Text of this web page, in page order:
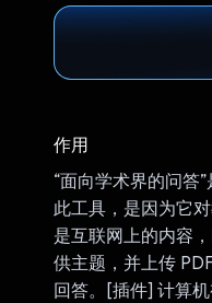
作用
“面向学术界的问答
此工具，是因为它
是互联网上的内容
供主题，并上传
回答。[插件] 计算